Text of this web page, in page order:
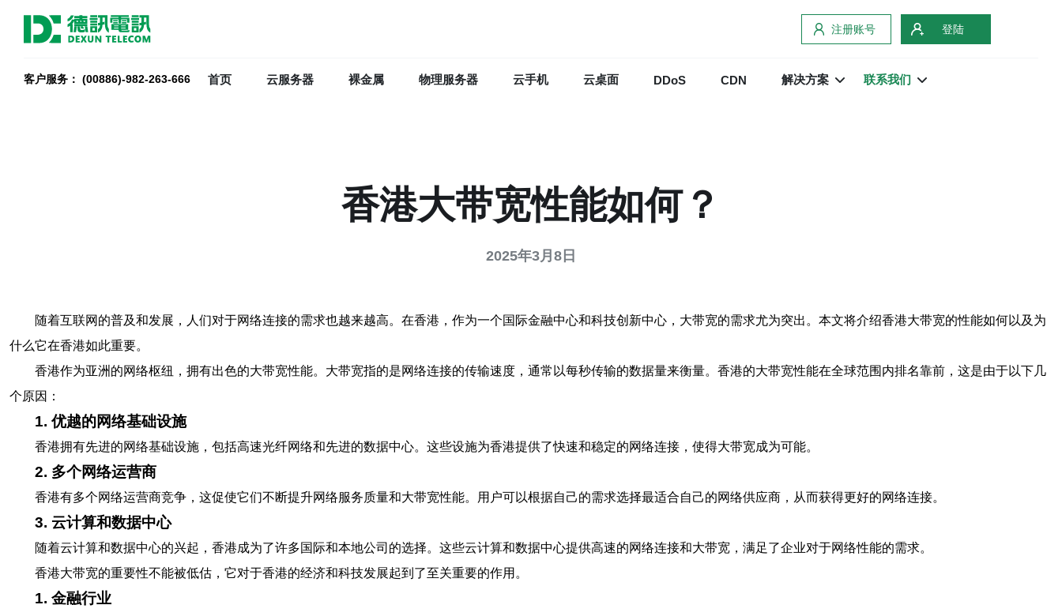
注册账号 登陆
客户服务： (00886)-982-263-666 首页 云服务器 裸金属 物理服务器 云手机 云桌面 DDoS CDN 解决方案 联系我们
香港大带宽性能如何？
2025年3月8日
随着互联网的普及和发展，人们对于网络连接的需求也越来越高。在香港，作为一个国际金融中心和科技创新中心，大带宽的需求尤为突出。本文将介绍香港大带宽的性能如何以及为
什么它在香港如此重要。
香港作为亚洲的网络枢纽，拥有出色的大带宽性能。大带宽指的是网络连接的传输速度，通常以每秒传输的数据量来衡量。香港的大带宽性能在全球范围内排名靠前，这是由于以下几
个原因：
1. 优越的网络基础设施
香港拥有先进的网络基础设施，包括高速光纤网络和先进的数据中心。这些设施为香港提供了快速和稳定的网络连接，使得大带宽成为可能。
2. 多个网络运营商
香港有多个网络运营商竞争，这促使它们不断提升网络服务质量和大带宽性能。用户可以根据自己的需求选择最适合自己的网络供应商，从而获得更好的网络连接。
3. 云计算和数据中心
随着云计算和数据中心的兴起，香港成为了许多国际和本地公司的选择。这些云计算和数据中心提供高速的网络连接和大带宽，满足了企业对于网络性能的需求。
香港大带宽的重要性不能被低估，它对于香港的经济和科技发展起到了至关重要的作用。
1. 金融行业